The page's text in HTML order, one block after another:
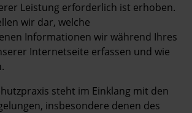
Leistung erforderlich ist erhoben.
wir dar, welche
Informationen wir während Ihres
Internetseite erfassen und wie
steht im Einklang mit den
insbesondere denen des